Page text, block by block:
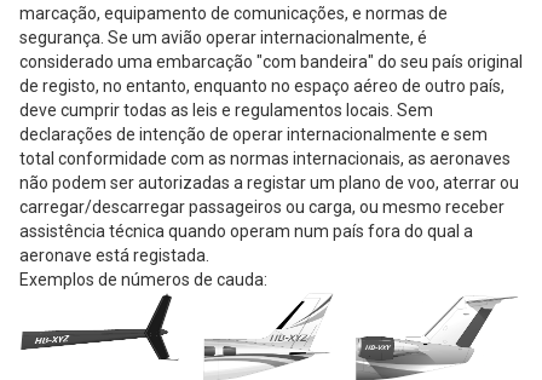
marcação, equipamento de comunicações, e normas de
segurança. Se um avião operar internacionalmente, é
considerado uma embarcação "com bandeira" do seu país original
de registo, no entanto, enquanto no espaço aéreo de outro país,
deve cumprir todas as leis e regulamentos locais. Sem
declarações de intenção de operar internacionalmente e sem
total conformidade com as normas internacionais, as aeronaves
não podem ser autorizadas a registar um plano de voo, aterrar ou
carregar/descarregar passageiros ou carga, ou mesmo receber
assistência técnica quando operam num país fora do qual a
aeronave está registada.
Exemplos de números de cauda: